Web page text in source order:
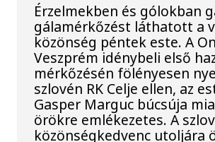
Érzelmekben és gólokban
gálamérkőzést láthatott a
közönség péntek este. A
Veszprém idénybeli első
mérkőzésén fölényesen
szlovén RK Celje ellen, az
Gasper Marguc búcsúja
örökre emlékezetes. A
közönségkedvenc utoljára